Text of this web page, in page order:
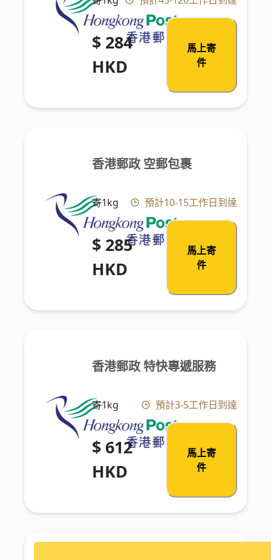
$ 284
HKD
馬上寄
件
香港郵政 空郵包裹
寄1kg 預計10-15工作日到達
$ 285
HKD
馬上寄
件
香港郵政 特快專遞服務
寄1kg 預計3-5工作日到達
$ 612
HKD
馬上寄
件